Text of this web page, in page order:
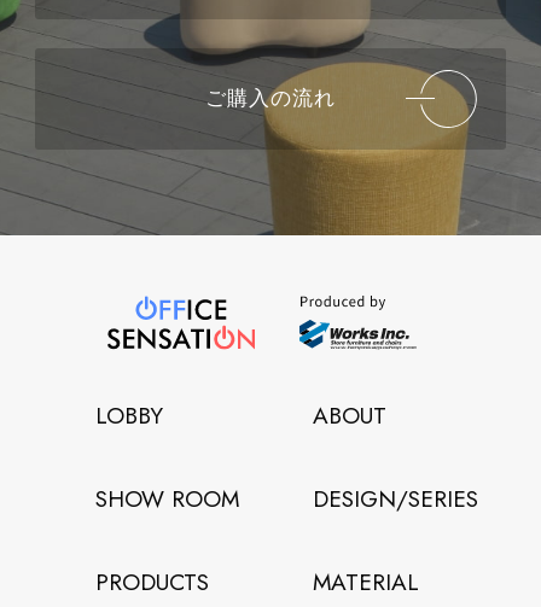
ご購入の流れ
LOBBY ABOUT
SHOW ROOM DESIGN/SERIES
PRODUCTS MATERIAL